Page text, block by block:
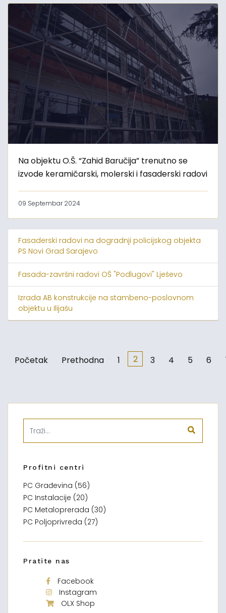
Na objektu O.Š. “Zahid Baručija” trenutno se
izvode keramičarski, molerski i fasaderski radovi
09 Septembar 2024
Fasaderski radovi na dogradnji policijskog objekta
PS Novi Grad Sarajevo
Fasada-završni radovi OŠ "Podlugovi" Lješevo
Izrada AB konstrukcije na stambeno-poslovnom
objektu u Ilijašu
Početak Prethodna 1 2 3 4 5 6
Profitni centri
PC Građevina (56)
PC Instalacije (20)
PC Metaloprerada (30)
PC Poljoprivreda (27)
Pratite nas
Facebook
Instagram
OLX Shop